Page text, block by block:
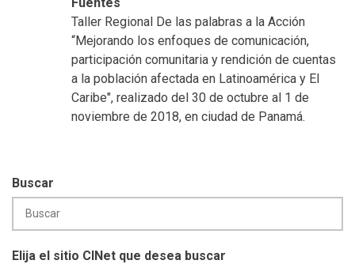
Taller Regional De las palabras a la Acción
“Mejorando los enfoques de comunicación,
participación comunitaria y rendición de cuentas
a la población afectada en Latinoamérica y El
Caribe", realizado del 30 de octubre al 1 de
noviembre de 2018, en ciudad de Panamá.
Buscar
Elija el sitio CINet que desea buscar